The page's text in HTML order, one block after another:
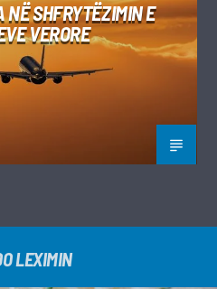
NË SHFRYTËZIMIN E
VERORE
LEXIMIN